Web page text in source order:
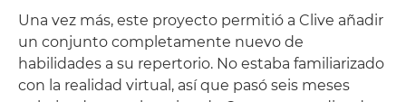
Una vez más, este proyecto permitió a Clive añadir
un conjunto completamente nuevo de
habilidades a su repertorio. No estaba familiarizado
con la realidad virtual, así que pasó seis meses